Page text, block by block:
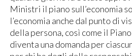
Ministri il piano sull’economia
l’economia anche dal punto di
della persona, così come il
diventa una domanda per